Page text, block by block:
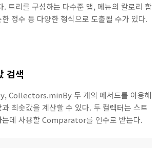
. 트리를 구성하는 다수준 맵, 메뉴의 칼로리 합
정수 등 다양한 형식으로 도출될 수가 있다.
검색
Collectors.minBy 두 개의 메서드를 이용해
최솟값을 계산할 수 있다. 두 컬렉터는 스트
는데 사용할 Comparator를 인수로 받는다.